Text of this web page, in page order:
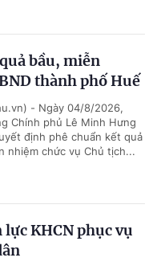
bầu, miễn
thành phố Huế
- Ngày 04/8/2026,
Chính phủ Lê Minh Hưng
định phê chuẩn kết quả
nhiệm chức vụ Chủ tịch...
KHCN phục vụ